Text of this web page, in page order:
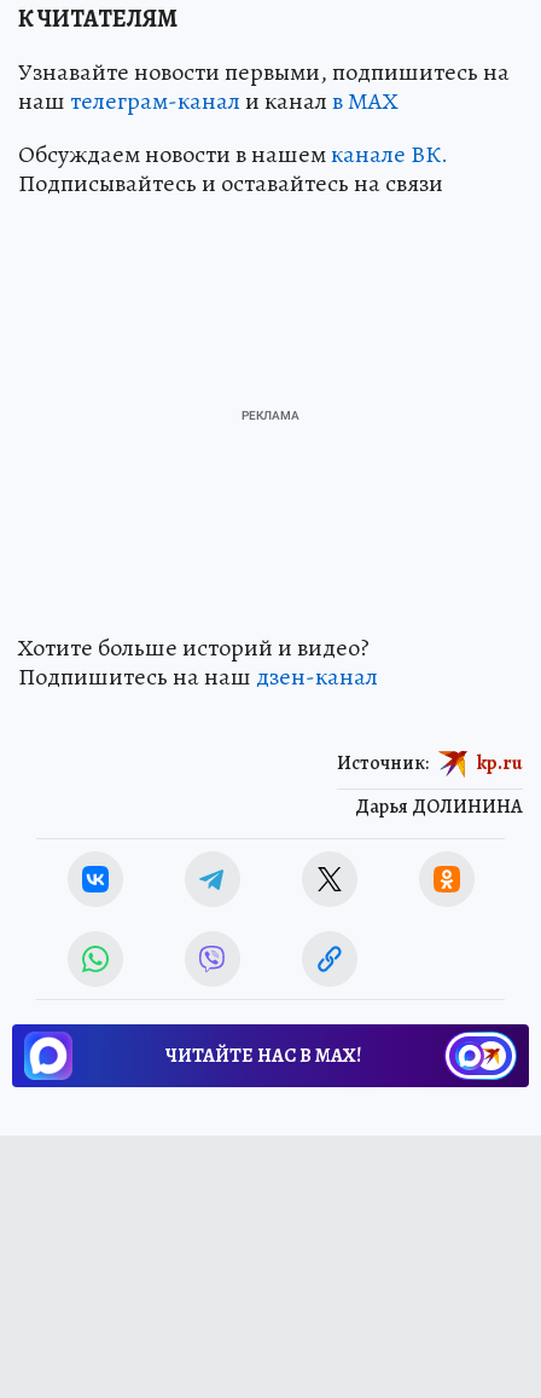
К ЧИТАТЕЛЯМ
Узнавайте новости первыми, подпишитесь на
наштелеграм-канали каналв МАХ
Обсуждаем новости в нашемканале ВК.
Подписывайтесь и оставайтесь на связи
Хотите больше историй и видео?
Подпишитесь на наш дзен-канал
Дарья ДОЛИНИНА
Источник: kp.ru
ЧИТАЙТЕ НАС В МАХ!